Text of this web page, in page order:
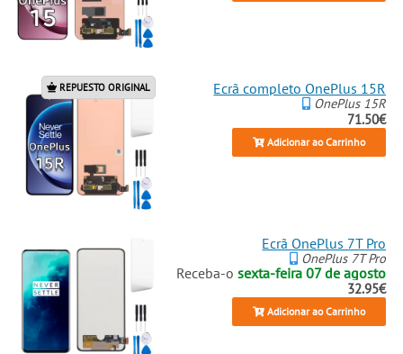
REPUESTO ORIGINAL Ecrã completo OnePlus 15R
OnePlus 15R
71.50€
Adicionar ao Carrinho
Ecrã OnePlus 7T Pro
OnePlus 7T Pro
Receba-osexta-feira 07 de agosto
32.95€
Adicionar ao Carrinho